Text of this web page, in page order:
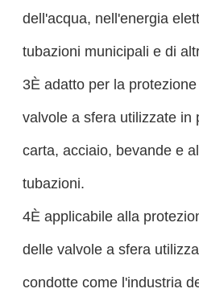
dell'acqua, nell'energia
tubazioni municipali e di
3È adatto per la
valvole a sfera utilizzate in
carta, acciaio, bevande e
tubazioni.
4È applicabile alla
delle valvole a sfera
condotte come l'industria